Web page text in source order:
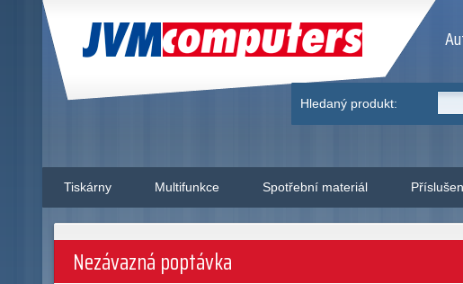
JVM Computers
Hledaný produkt:
Tiskárny Multifunkce Spotřební materiál
Nezávazná poptávka